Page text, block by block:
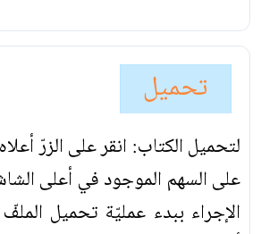
تحميل
لتحميل الكتاب: انقر على الزرّ
على السهم الموجود في أعلى
الإجراء ببدء عمليّة تحميل